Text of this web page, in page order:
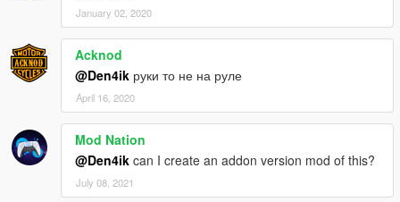
January 02, 2020
Acknod
@Den4ik руки то не на руле
April 16, 2020
Mod Nation
@Den4ik can I create an addon version mod of this?
July 08, 2021